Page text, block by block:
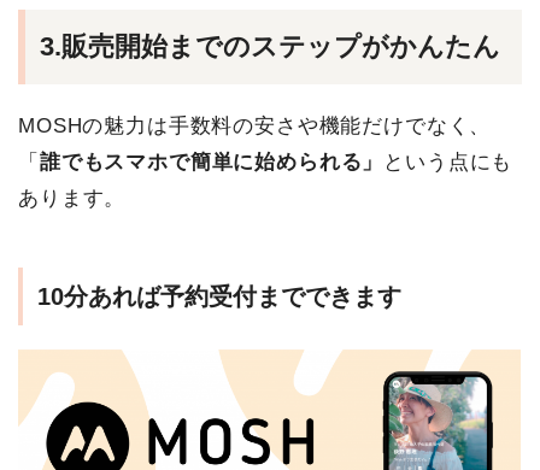
3.販売開始までのステップがかんたん
MOSHの魅力は手数料の安さや機能だけでなく、
「 誰でもスマホで簡単に始められる」
という点にも
あります。
10分あれば予約受付までできます